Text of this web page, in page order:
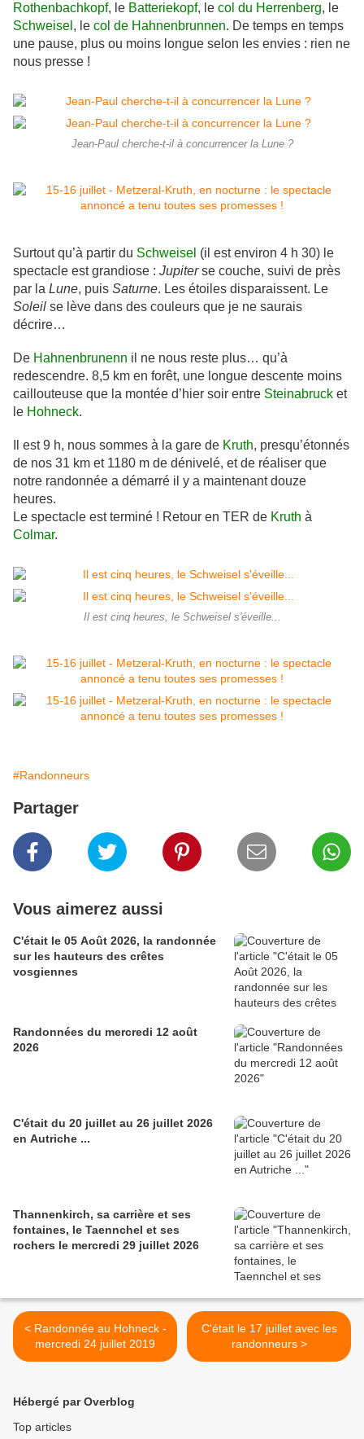
Rothenbachkopf, le Batteriekopf, le col du Herrenberg, le
Schweisel , le col de Hahnenbrunnen. De temps en temps
une pause, plus ou moins longue selon les envies : rien ne
nous presse !
Jean-Paul cherche-t-il à concurrencer la Lune ?
Surtout qu’à partir du Schweisel (il est environ 4 h 30) le
spectacle est grandiose : Jupiterse couche, suivi de près
par la Lune, puis Saturne. Les étoiles disparaissent. Le
Soleil se lève dans des couleurs que je ne saurais
décrire…
De Hahnenbrunenn il ne nous reste plus… qu’à
redescendre. 8,5 km en forêt, une longue descente moins
caillouteuse que la montée d’hier soir entre Steinabruck et
le Hohneck.
Il est 9 h, nous sommes à la gare de Kruth, presqu’étonnés
de nos 31 km et 1180 m de dénivelé, et de réaliser que
notre randonnée a démarré il y a maintenant douze
heures.
Le spectacle est terminé ! Retour en TER de Kruth à
Colmar.
Il est cinq heures, le Schweisel s'éveille...
#Randonneurs
Partager
Vous aimerez aussi
C'était le 05 Août 2026, la randonnée
sur les hauteurs des crêtes
vosgiennes
Randonnées du mercredi 12 août
2026
C'était du 20 juillet au 26 juillet 2026
en Autriche ...
Thannenkirch, sa carrière et ses
fontaines, le Taennchel et ses
rochers le mercredi 29 juillet 2026
< Randonnée au Hohneck -
mercredi 24 juillet 2019
C'était le 17 juillet avec les
randonneurs >
Hébergé par Overblog
Top articles